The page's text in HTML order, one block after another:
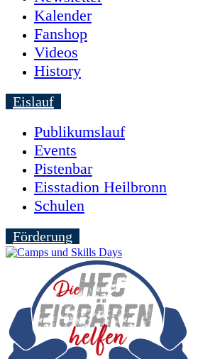
Kalender
Fanshop
Videos
History
Eislauf
Publikumslauf
Events
Pistenbar
Eisstadion Heilbronn
Schulen
Förderung